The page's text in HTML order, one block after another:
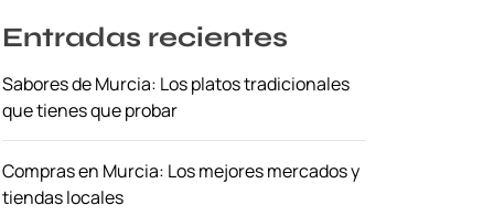
Entradas recientes
Sabores de Murcia: Los platos tradicionales
que tienes que probar
Compras en Murcia: Los mejores mercados y
tiendas locales